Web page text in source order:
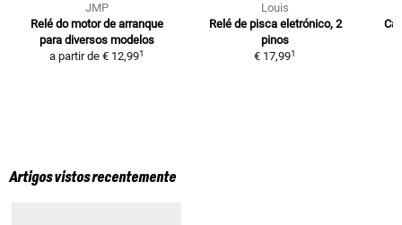
JMP
Relé do motor de arranque
para diversos modelos
a partir de € 12,991
Louis
Relé de pisca eletrónico, 2
pinos
€ 17,991
Artigos vistos recentemente